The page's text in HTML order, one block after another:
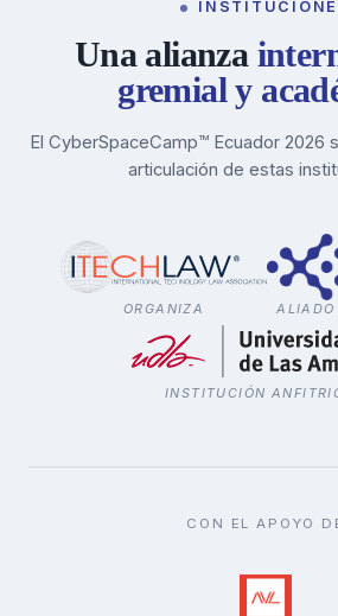
Una alianza
gremial y
El CyberSpaceCamp™ Ecuador 2026
articulación de estas
ORGANIZA
INSTITUCIÓN
CON EL APOYO